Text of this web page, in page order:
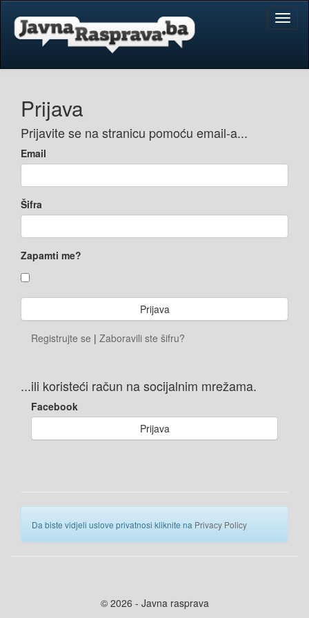
Prijava
Prijavite se na stranicu pomoću email-a...
Email
Šifra
Zapamti me?
Registrujte se | Zaboravili ste šifru?
...ili koristeći račun na socijalnim mrežama.
Facebook
Prijava
Da biste vidjeli uslove privatnosi kliknite na Privacy Policy
© 2026 - Javna rasprava